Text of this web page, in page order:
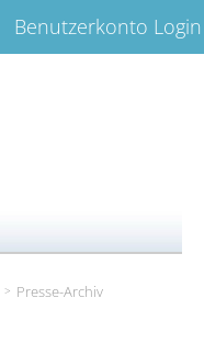
Benutzerkonto Login
Presse-Archiv